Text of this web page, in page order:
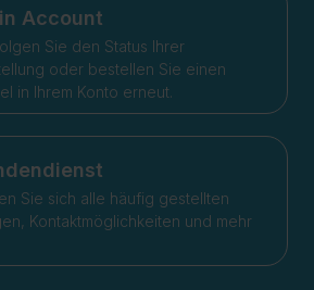
Account
Sie den Status Ihrer
oder bestellen Sie einen
in Ihrem Konto erneut.
Sie sich alle häufig gestellten
Kontaktmöglichkeiten und mehr